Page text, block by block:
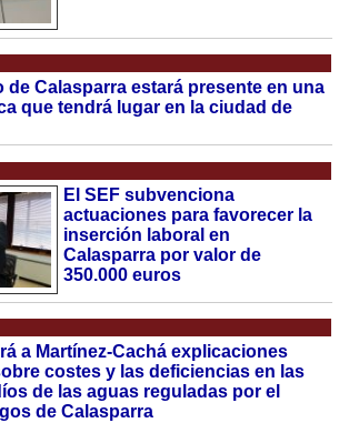
de Calasparra estará presente en una
que tendrá lugar en la ciudad de
El SEF subvenciona
actuaciones para favorecer la
inserción laboral en
Calasparra por valor de
350.000 euros
a Martínez-Cachá explicaciones
costes y las deficiencias en las
de las aguas reguladas por el
de Calasparra